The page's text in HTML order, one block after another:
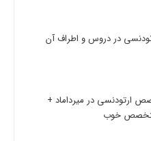
در دروس و اطراف آن
ارتودنسی در میرداماد +
خوب